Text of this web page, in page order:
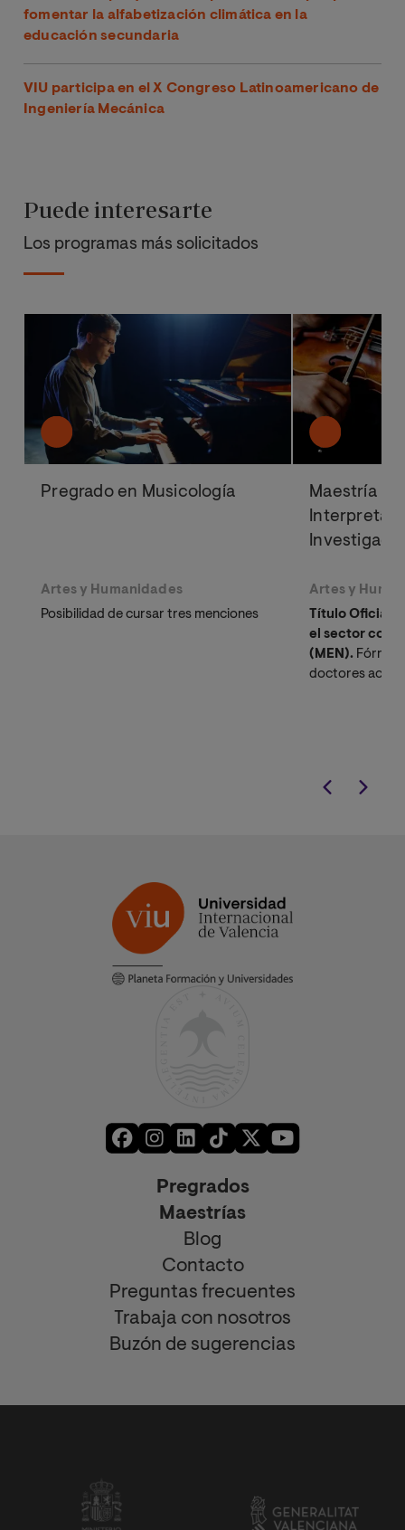
fomentar la alfabetización climática en la
educación secundaria
VIU participa en el X Congreso Latinoamericano de
Ingeniería Mecánica
Puede interesarte
Los programas más solicitados
Pregrado en Musicología
Artes y Humanidades
Posibilidad de cursar tres menciones
Maestría
Artes y
Título Oficial
el sector
(MEN).
doctores
Pregrados
Maestrías
Blog
Contacto
Preguntas frecuentes
Trabaja con nosotros
Buzón de sugerencias